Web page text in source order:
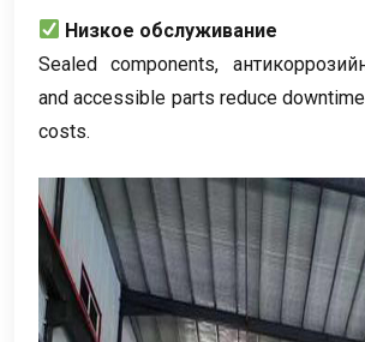
Низкое обслуживание
Sealed components,
and accessible parts reduce
costs.